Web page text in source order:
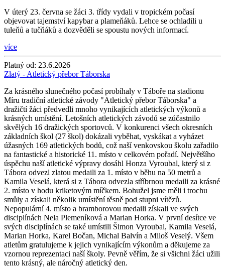
V úterý 23. června se žáci 3. třídy vydali v tropickém počasí
objevovat tajemství kapybar a plameňáků. Lehce se ochladili u
tuleňů a tučňáků a dozvěděli se spoustu nových informací.
více
Platný od: 23.6.2026
Zlatý - Atletický přebor Táborska
Za krásného slunečného počasí probíhaly v Táboře na stadionu
Míru tradiční atletické závody "Atletický přebor Táborska" a
dražičtí žáci předvedli mnoho vynikajících atletických výkonů a
krásných umístění. Letošních atletických závodů se zúčastnilo
skvělých 16 dražických sportovců. V konkurenci všech okresních
základních škol (27 škol) dokázali vyběhat, vyskákat a vyházet
úžasných 169 atletických bodů, což naší venkovskou školu zařadilo
na fantastické a historické 11. místo v celkovém pořadí. Největšího
úspěchu naší atletické výpravy dosáhl Honza Vyroubal, který si z
Tábora odvezl zlatou medaili za 1. místo v běhu na 50 metrů a
Kamila Veselá, která si z Tábora odvezla stříbrnou medaili za krásné
2. místo v hodu kriketovým míčkem. Bohužel jsme měli i trochu
smůly a získali několik umístění těsně pod stupni vítězů.
Nepopulární 4. místo a bramborovou medaili získali ve svých
disciplínách Nela Plemeníková a Marian Horka. V první desítce ve
svých disciplínách se také umístili Šimon Vyroubal, Kamila Veselá,
Marian Horka, Karel Bočan, Michal Balvín a Miloš Veselý. Všem
atletům gratulujeme k jejich vynikajícím výkonům a děkujeme za
vzornou reprezentaci naší školy. Pevně věřím, že si všichni žáci užili
tento krásný, ale náročný atletický den.